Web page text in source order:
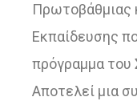
Πρωτοβάθμιας
Εκπαίδευσης
πρόγραμμα του
Αποτελεί μια